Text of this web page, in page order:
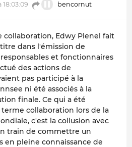
18:03:09 bencornut
collaboration, Edwy Plenel fait
dans l'émission de
et fonctionnaires
des actions de
pas participé à la
ni été associés à la
finale. Ce qui a été
collaboration lors de la
c'est la collusion avec
train de commettre un
en pleine connaissance de